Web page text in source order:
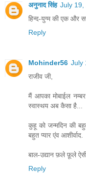
अनुनाद सिंह July 19,
हिन्द-युग्म की एक और
Reply
Mohinder56 July
राजीव जी,
मैं आपका मोबाईल
स्वास्थय अब कैसा है...
कुहू को जन्मदिन की
बहुत प्यार एंव आशीर्वाद.
बाल-उद्यान फ़ले फ़ूले
Reply